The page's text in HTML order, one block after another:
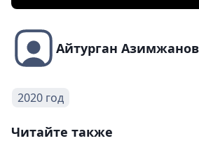
Айтурган
2020 год
Читайте также